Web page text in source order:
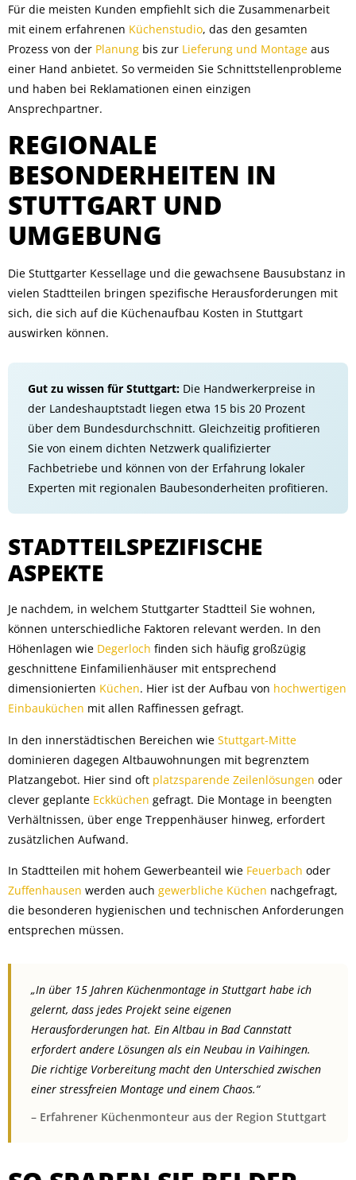
Für die meisten Kunden empfiehlt sich die Zusammenarbeit
mit einem erfahrenen Küchenstudio, das den gesamten
Prozess von der Planung bis zur Lieferung und Montage aus
einer Hand anbietet. So vermeiden Sie Schnittstellenprobleme
und haben bei Reklamationen einen einzigen
Ansprechpartner.
REGIONALE
BESONDERHEITEN IN
STUTTGART UND
UMGEBUNG
Die Stuttgarter Kessellage und die gewachsene Bausubstanz in
vielen Stadtteilen bringen spezifische Herausforderungen mit
sich, die sich auf die Küchenaufbau Kosten in Stuttgart
auswirken können.
Gut zu wissen für Stuttgart: Die Handwerkerpreise in
der Landeshauptstadt liegen etwa 15 bis 20 Prozent
über dem Bundesdurchschnitt. Gleichzeitig profitieren
Sie von einem dichten Netzwerk qualifizierter
Fachbetriebe und können von der Erfahrung lokaler
Experten mit regionalen Baubesonderheiten profitieren.
STADTTEILSPEZIFISCHE
ASPEKTE
Je nachdem, in welchem Stuttgarter Stadtteil Sie wohnen,
können unterschiedliche Faktoren relevant werden. In den
Höhenlagen wie Degerloch finden sich häufig großzügig
geschnittene Einfamilienhäuser mit entsprechend
dimensionierten Küchen. Hier ist der Aufbau von hochwertigen
Einbauküchen mit allen Raffinessen gefragt.
In den innerstädtischen Bereichen wie Stuttgart-Mitte
dominieren dagegen Altbauwohnungen mit begrenztem
Platzangebot. Hier sind oft platzsparende Zeilenlösungen oder
clever geplante Eckküchen gefragt. Die Montage in beengten
Verhältnissen, über enge Treppenhäuser hinweg, erfordert
zusätzlichen Aufwand.
In Stadtteilen mit hohem Gewerbeanteil wie Feuerbach oder
Zuffenhausen werden auch gewerbliche Küchen nachgefragt,
die besonderen hygienischen und technischen Anforderungen
entsprechen müssen.
„In über 15 Jahren Küchenmontage in Stuttgart habe ich
gelernt, dass jedes Projekt seine eigenen
Herausforderungen hat. Ein Altbau in Bad Cannstatt
erfordert andere Lösungen als ein Neubau in Vaihingen.
Die richtige Vorbereitung macht den Unterschied zwischen
einer stressfreien Montage und einem Chaos.“
– Erfahrener Küchenmonteur aus der Region Stuttgart